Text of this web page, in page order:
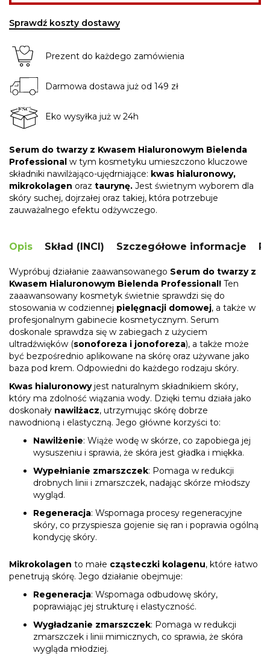
Sprawdź koszty dostawy
Prezent do każdego zamówienia
Darmowa dostawa już od 149 zł
Eko wysyłka już w 24h
Serum do twarzy z Kwasem Hialuronowym Bielenda
Professional w tym kosmetyku umieszczono kluczowe
składniki nawilżająco-ujędrniające: kwas hialuronowy,
mikrokolagen oraz taurynę. Jest świetnym wyborem dla
skóry suchej, dojrzałej oraz takiej, która potrzebuje
zauważalnego efektu odżywczego.
Opis Skład (INCI) Szczegółowe informacje
Wypróbuj działanie zaawansowanego Serum do twarzy z
Kwasem Hialuronowym Bielenda Professional! Ten
zaaawansowany kosmetyk świetnie sprawdzi się do
stosowania w codziennej pielęgnacji domowej, a także w
profesjonalnym gabinecie kosmetycznym. Serum
doskonale sprawdza się w zabiegach z użyciem
ultradźwięków (sonoforeza i jonoforeza), a także może
być bezpośrednio aplikowane na skórę oraz używane jako
baza pod krem. Odpowiedni do każdego rodzaju skóry.
Kwas hialuronowyjest naturalnym składnikiem skóry,
który ma zdolność wiązania wody. Dzięki temu działa jako
doskonały nawilżacz, utrzymując skórę dobrze
nawodnioną i elastyczną. Jego główne korzyści to:
Nawilżenie: Wiąże wodę w skórze, co zapobiega jej
wysuszeniu i sprawia, że skóra jest gładka i miękka.
Wypełnianie zmarszczek: Pomaga w redukcji
drobnych linii i zmarszczek, nadając skórze młodszy
wygląd.
Regeneracja: Wspomaga procesy regeneracyjne
skóry, co przyspiesza gojenie się ran i poprawia ogólną
kondycję skóry.
Mikrokolagen to małe cząsteczki kolagenu, które łatwo
penetrują skórę. Jego działanie obejmuje:
Regeneracja: Wspomaga odbudowę skóry,
poprawiając jej strukturę i elastyczność.
Wygładzanie zmarszczek: Pomaga w redukcji
zmarszczek i linii mimicznych, co sprawia, że skóra
wygląda młodziej.